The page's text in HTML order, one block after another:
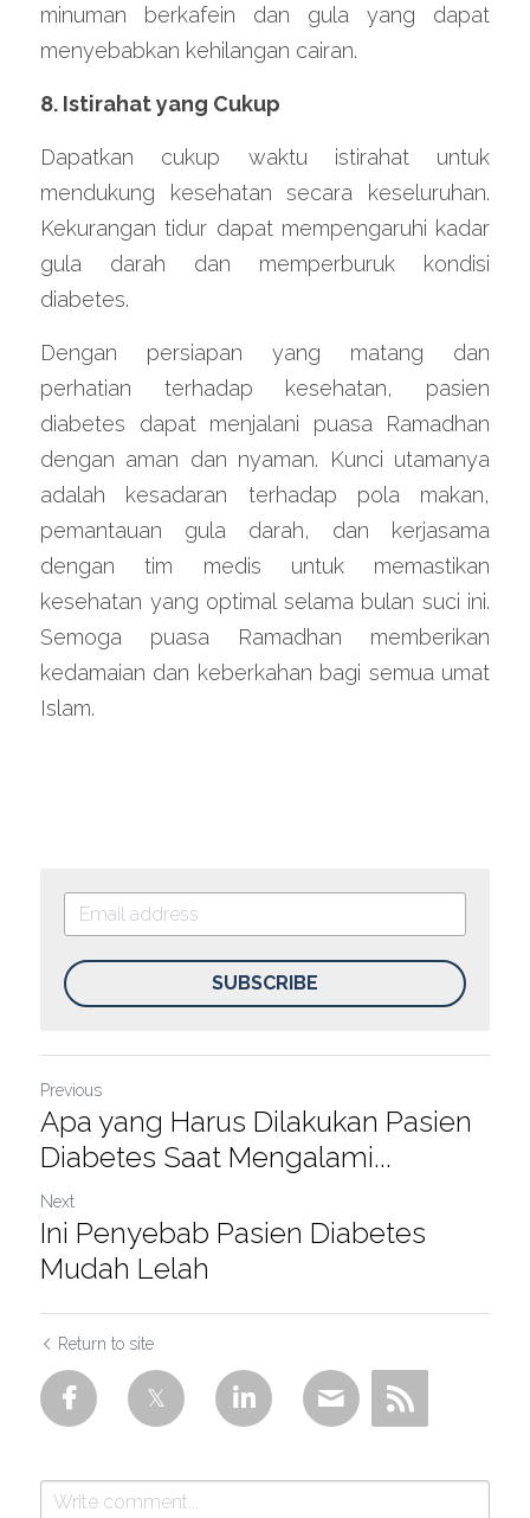
minuman berkafein dan gula yang dapat
menyebabkan kehilangan cairan.
8. Istirahat yang Cukup
Dapatkan cukup waktu istirahat untuk
mendukung kesehatan secara keseluruhan.
Kekurangan tidur dapat mempengaruhi kadar
gula darah dan memperburuk kondisi
diabetes.
Dengan persiapan yang matang dan
perhatian terhadap kesehatan, pasien
diabetes dapat menjalani puasa Ramadhan
dengan aman dan nyaman. Kunci utamanya
adalah kesadaran terhadap pola makan,
pemantauan gula darah, dan kerjasama
dengan tim medis untuk memastikan
kesehatan yang optimal selama bulan suci ini.
Semoga puasa Ramadhan memberikan
kedamaian dan keberkahan bagi semua umat
Islam.
SUBSCRIBE
Previous
Apa yang Harus Dilakukan Pasien
Diabetes Saat Mengalami...
Next
Ini Penyebab Pasien Diabetes
Mudah Lelah
Return to site